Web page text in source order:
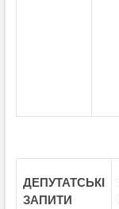
ДЕПУТАТСЬКІ
ЗАПИТИ